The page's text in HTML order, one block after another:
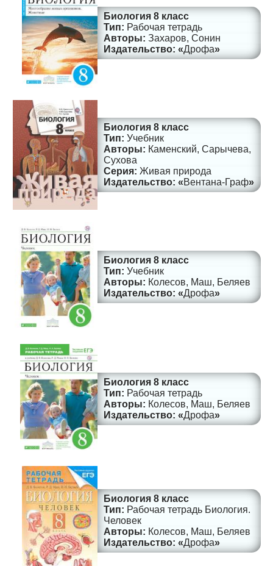
Биология 8 класс
Рабочая тетрадь
Захаров, Сонин
Дрофа
Биология 8 класс
Учебник
Каменский, Сарычева,
Сухова
Живая природа
Вентана-Граф
Биология 8 класс
Учебник
Колесов, Маш, Беляев
Дрофа
Биология 8 класс
Рабочая тетрадь
Колесов, Маш, Беляев
Дрофа
Биология 8 класс
Рабочая тетрадь Биология.
Человек
Колесов, Маш, Беляев
Дрофа